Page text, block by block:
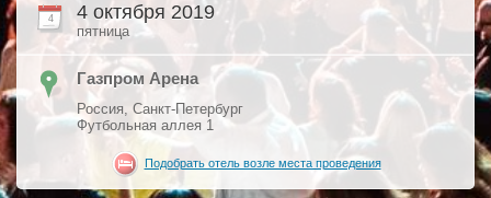
4 4 октября 2019
пятница
Газпром Арена
Россия, Санкт-Петербург
Футбольная аллея 1
Подобрать отель возле места проведения